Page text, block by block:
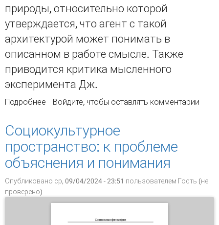
природы, относительно которой
утверждается, что агент с такой
архитектурой может понимать в
описанном в работе смысле. Также
приводится критика мысленного
эксперимента Дж.
Подробнее о Критика «Китайской комнаты» Дж. Сёрла с
Войдите, чтобы оставлять комментарии
Социокультурное
пространство: к проблеме
объяснения и понимания
Опубликовано ср, 09/04/2024 - 23:51 пользователем Гость (не
проверено)